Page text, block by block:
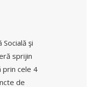
şi
sprijin
prin cele 4
de